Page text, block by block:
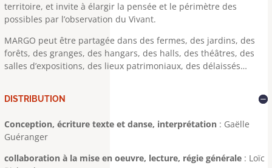
territoire, et invite à élargir la pensée et le périmètre des
possibles par l’observation du Vivant.
MARGO peut être partagée dans des fermes, des jardins, des
forêts, des granges, des hangars, des halls, des théâtres, des
salles d’expositions, des lieux patrimoniaux, des délaissés…
DISTRIBUTION
Conception, écriture texte et danse, interprétation : Gaëlle
Guéranger
collaboration à la mise en oeuvre, lecture, régie générale : Loïc